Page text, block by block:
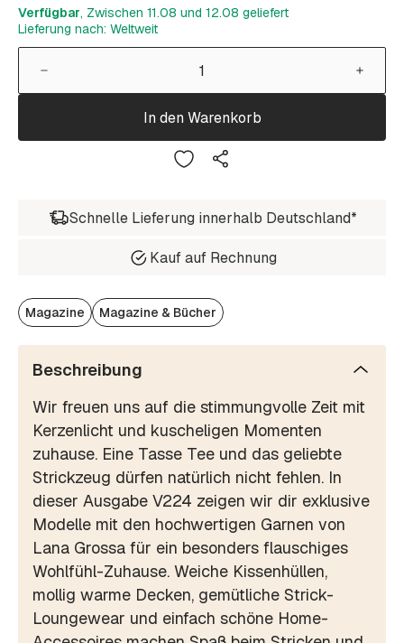
Verfügbar, Zwischen 11.08 und 12.08 geliefert
Lieferung nach: Weltweit
In den Warenkorb
Schnelle Lieferung innerhalb Deutschland*
Kauf auf Rechnung
Magazine Magazine & Bücher
Beschreibung
Wir freuen uns auf die stimmungvolle Zeit mit
Kerzenlicht und kuscheligen Momenten
zuhause. Eine Tasse Tee und das geliebte
Strickzeug dürfen natürlich nicht fehlen. In
dieser Ausgabe V224 zeigen wir dir exklusive
Modelle mit den hochwertigen Garnen von
Lana Grossa für ein besonders flauschiges
Wohlfühl-Zuhause. Weiche Kissenhüllen,
mollig warme Decken, gemütliche Strick-
Loungewear und einfach schöne Home-